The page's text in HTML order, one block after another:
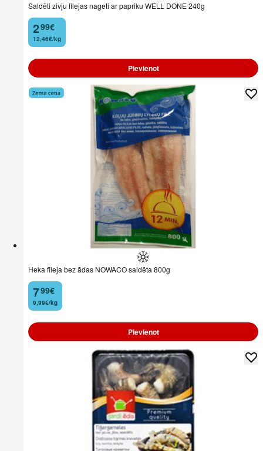
Saldēti zivju filejas nageti ar papriku WELL DONE 240g
2
. 99€
12,46€/kg
Pievienot
Heka fileja bez ādas NOWACO saldēta 800g
7
. 99€
9,99€/kg
Pievienot